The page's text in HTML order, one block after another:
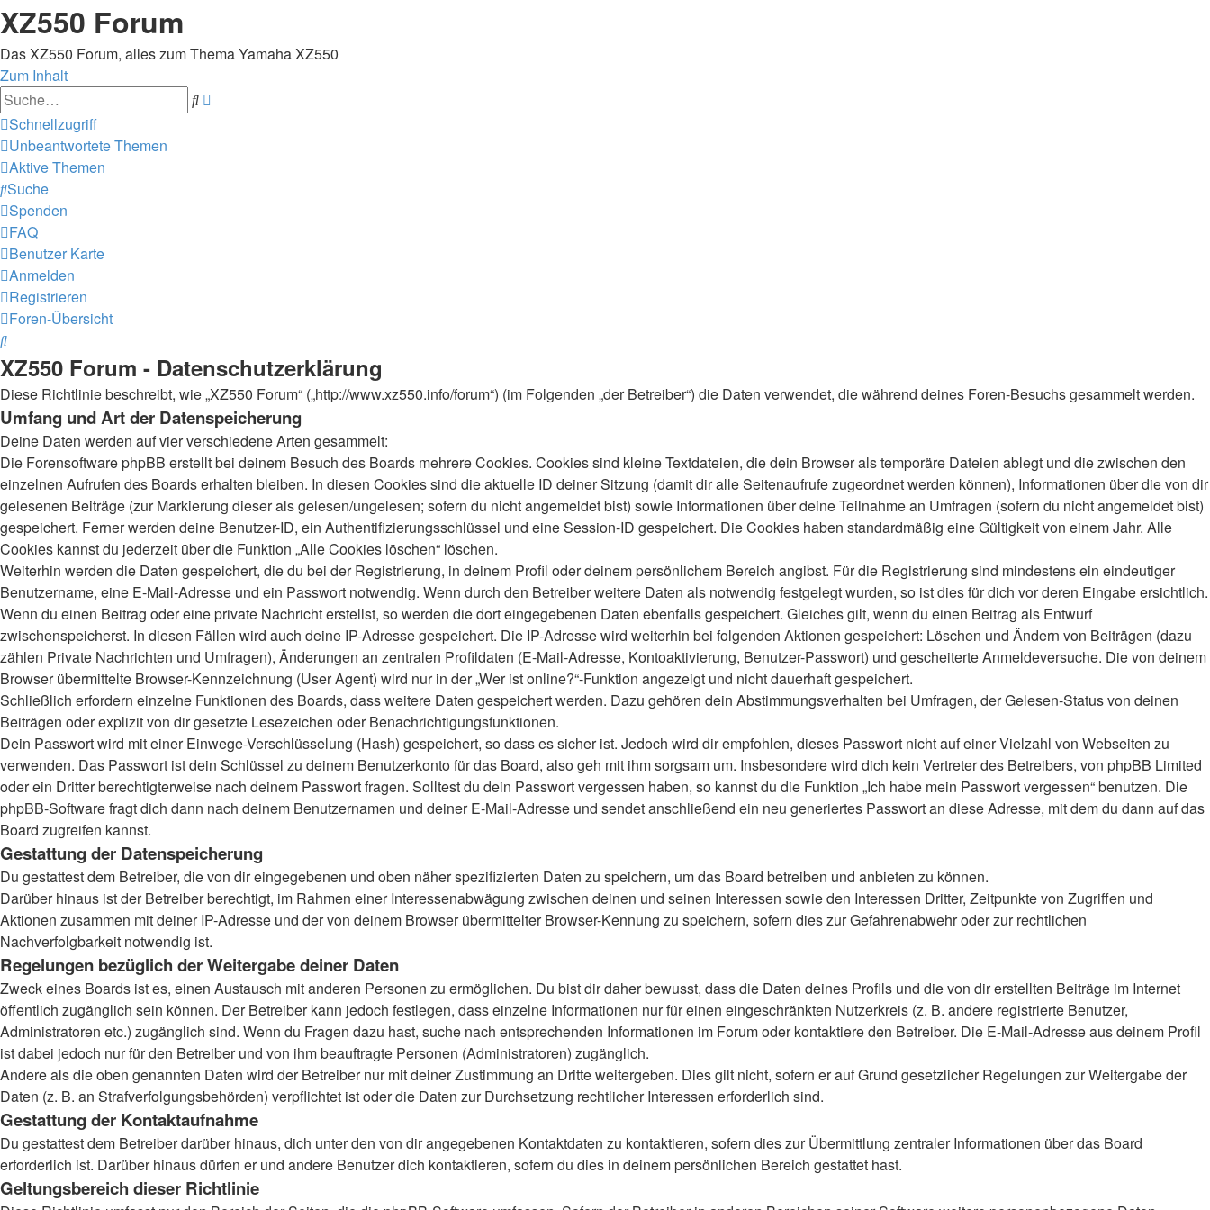
XZ550 Forum
Das XZ550 Forum, alles zum Thema Yamaha XZ550
Zum Inhalt
Suche
Schnellzugriff
Unbeantwortete Themen
Aktive Themen
Suche
Spenden
FAQ
Benutzer Karte
Anmelden
Registrieren
Foren-Übersicht
Suche
XZ550 Forum - Datenschutzerklärung
Diese Richtlinie beschreibt, wie „XZ550 Forum“ („http://www.xz550.info/forum“) (im Folgenden „der Betreiber“) die Daten verwendet, die während deines Foren-Besuchs gesammelt werden.
Umfang und Art der Datenspeicherung
Deine Daten werden auf vier verschiedene Arten gesammelt:
Die Forensoftware phpBB erstellt bei deinem Besuch des Boards mehrere Cookies. Cookies sind kleine Textdateien, die dein Browser als temporäre Dateien ablegt und die zwischen den
einzelnen Aufrufen des Boards erhalten bleiben. In diesen Cookies sind die aktuelle ID deiner Sitzung (damit dir alle Seitenaufrufe zugeordnet werden können), Informationen über die von dir
gelesenen Beiträge (zur Markierung dieser als gelesen/ungelesen; sofern du nicht angemeldet bist) sowie Informationen über deine Teilnahme an Umfragen (sofern du nicht angemeldet bist)
gespeichert. Ferner werden deine Benutzer-ID, ein Authentifizierungsschlüssel und eine Session-ID gespeichert. Die Cookies haben standardmäßig eine Gültigkeit von einem Jahr. Alle
Cookies kannst du jederzeit über die Funktion „Alle Cookies löschen“ löschen.
Weiterhin werden die Daten gespeichert, die du bei der Registrierung, in deinem Profil oder deinem persönlichem Bereich angibst. Für die Registrierung sind mindestens ein eindeutiger
Benutzername, eine E-Mail-Adresse und ein Passwort notwendig. Wenn durch den Betreiber weitere Daten als notwendig festgelegt wurden, so ist dies für dich vor deren Eingabe ersichtlich.
Wenn du einen Beitrag oder eine private Nachricht erstellst, so werden die dort eingegebenen Daten ebenfalls gespeichert. Gleiches gilt, wenn du einen Beitrag als Entwurf
zwischenspeicherst. In diesen Fällen wird auch deine IP-Adresse gespeichert. Die IP-Adresse wird weiterhin bei folgenden Aktionen gespeichert: Löschen und Ändern von Beiträgen (dazu
zählen Private Nachrichten und Umfragen), Änderungen an zentralen Profildaten (E-Mail-Adresse, Kontoaktivierung, Benutzer-Passwort) und gescheiterte Anmeldeversuche. Die von deinem
Browser übermittelte Browser-Kennzeichnung (User Agent) wird nur in der „Wer ist online?“-Funktion angezeigt und nicht dauerhaft gespeichert.
Schließlich erfordern einzelne Funktionen des Boards, dass weitere Daten gespeichert werden. Dazu gehören dein Abstimmungsverhalten bei Umfragen, der Gelesen-Status von deinen
Beiträgen oder explizit von dir gesetzte Lesezeichen oder Benachrichtigungsfunktionen.
Dein Passwort wird mit einer Einwege-Verschlüsselung (Hash) gespeichert, so dass es sicher ist. Jedoch wird dir empfohlen, dieses Passwort nicht auf einer Vielzahl von Webseiten zu
verwenden. Das Passwort ist dein Schlüssel zu deinem Benutzerkonto für das Board, also geh mit ihm sorgsam um. Insbesondere wird dich kein Vertreter des Betreibers, von phpBB Limited
oder ein Dritter berechtigterweise nach deinem Passwort fragen. Solltest du dein Passwort vergessen haben, so kannst du die Funktion „Ich habe mein Passwort vergessen“ benutzen. Die
phpBB-Software fragt dich dann nach deinem Benutzernamen und deiner E-Mail-Adresse und sendet anschließend ein neu generiertes Passwort an diese Adresse, mit dem du dann auf das
Board zugreifen kannst.
Gestattung der Datenspeicherung
Du gestattest dem Betreiber, die von dir eingegebenen und oben näher spezifizierten Daten zu speichern, um das Board betreiben und anbieten zu können.
Darüber hinaus ist der Betreiber berechtigt, im Rahmen einer Interessenabwägung zwischen deinen und seinen Interessen sowie den Interessen Dritter, Zeitpunkte von Zugriffen und
Aktionen zusammen mit deiner IP-Adresse und der von deinem Browser übermittelter Browser-Kennung zu speichern, sofern dies zur Gefahrenabwehr oder zur rechtlichen
Nachverfolgbarkeit notwendig ist.
Regelungen bezüglich der Weitergabe deiner Daten
Zweck eines Boards ist es, einen Austausch mit anderen Personen zu ermöglichen. Du bist dir daher bewusst, dass die Daten deines Profils und die von dir erstellten Beiträge im Internet
öffentlich zugänglich sein können. Der Betreiber kann jedoch festlegen, dass einzelne Informationen nur für einen eingeschränkten Nutzerkreis (z. B. andere registrierte Benutzer,
Administratoren etc.) zugänglich sind. Wenn du Fragen dazu hast, suche nach entsprechenden Informationen im Forum oder kontaktiere den Betreiber. Die E-Mail-Adresse aus deinem Profil
ist dabei jedoch nur für den Betreiber und von ihm beauftragte Personen (Administratoren) zugänglich.
Andere als die oben genannten Daten wird der Betreiber nur mit deiner Zustimmung an Dritte weitergeben. Dies gilt nicht, sofern er auf Grund gesetzlicher Regelungen zur Weitergabe der
Daten (z. B. an Strafverfolgungsbehörden) verpflichtet ist oder die Daten zur Durchsetzung rechtlicher Interessen erforderlich sind.
Gestattung der Kontaktaufnahme
Du gestattest dem Betreiber darüber hinaus, dich unter den von dir angegebenen Kontaktdaten zu kontaktieren, sofern dies zur Übermittlung zentraler Informationen über das Board
erforderlich ist. Darüber hinaus dürfen er und andere Benutzer dich kontaktieren, sofern du dies in deinem persönlichen Bereich gestattet hast.
Geltungsbereich dieser Richtlinie